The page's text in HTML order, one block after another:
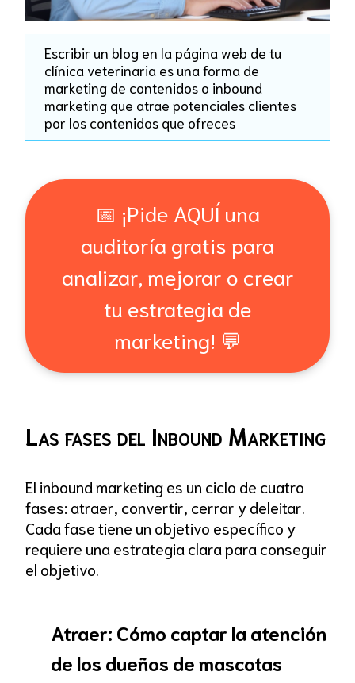
Escribir un blog en la página web de tu
clínica veterinaria es una forma de
marketing de contenidos o inbound
marketing que atrae potenciales clientes
por los contenidos que ofreces
📅 ¡Pide AQUÍ una
auditoría gratis para
analizar, mejorar o crear
tu estrategia de
marketing! 💬
Las fases del Inbound Marketing
El inbound marketing es un ciclo de cuatro
fases: atraer, convertir, cerrar y deleitar.
Cada fase tiene un objetivo específico y
requiere una estrategia clara para conseguir
el objetivo.
Atraer: Cómo captar la atención
de los dueños de mascotas